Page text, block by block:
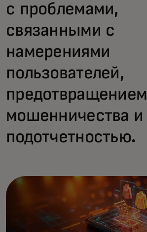
с проблемами,
связанными с
намерениями
пользователей,
предотвращением
мошенничества и
подотчетностью.